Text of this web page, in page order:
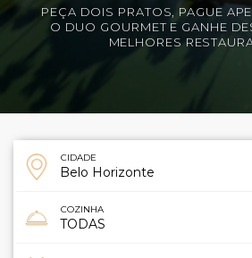
PEÇA DOIS PRATOS, PAGUE
O DUO GOURMET E GANHE
MELHORES
CIDADE
COZINHA